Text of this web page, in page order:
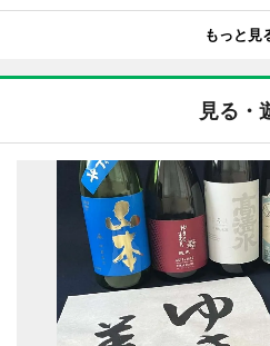
もっと見
見る・